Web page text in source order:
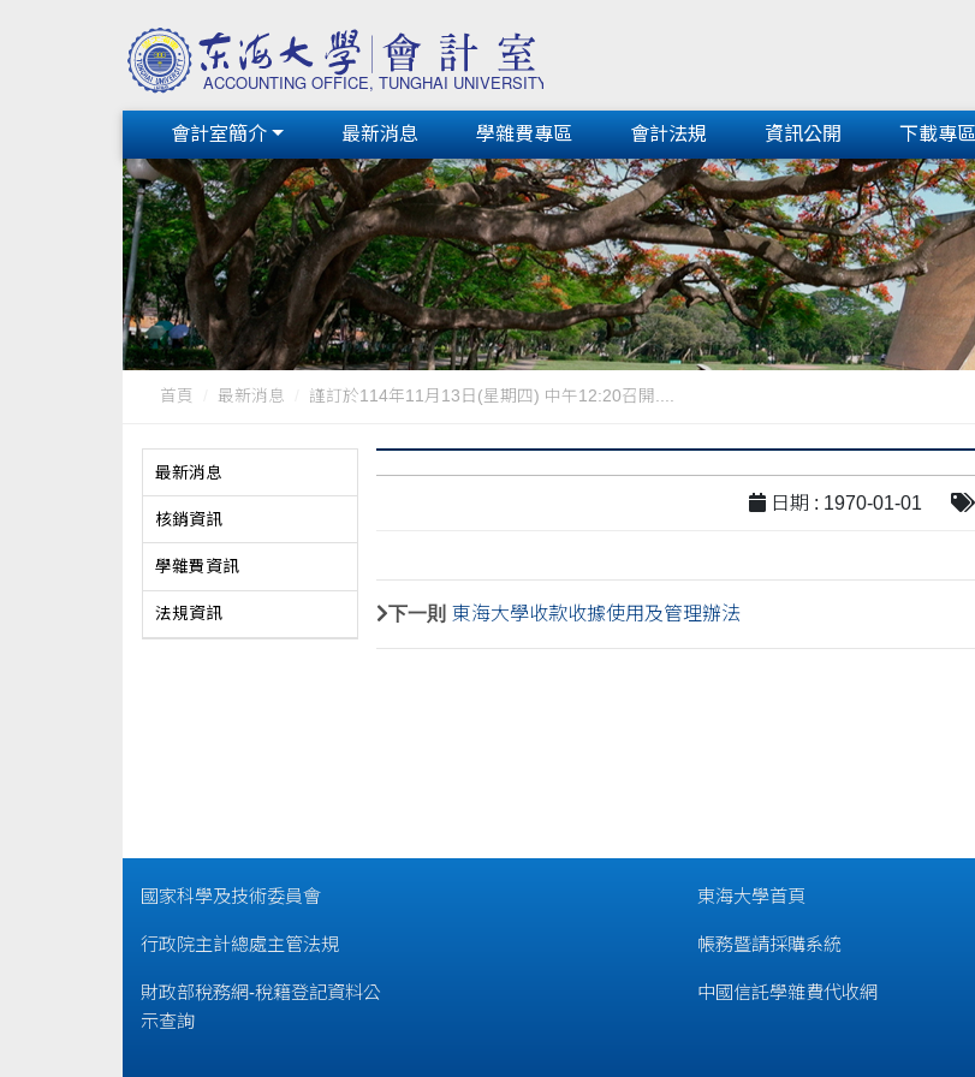
會計室簡介 最新消息 學雜費專區 會計法規 資訊公開 下載專區
首頁 最新消息 謹訂於114年11月13日(星期四) 中午12:20召開....
最新消息
核銷資訊
學雜費資訊
法規資訊
日期 : 1970-01-01
下一則 東海大學收款收據使用及管理辦法
國家科學及技術委員會
行政院主計總處主管法規
財政部稅務網-稅籍登記資料公
示查詢
東海大學首頁
帳務暨請採購系統
中國信託學雜費代收網